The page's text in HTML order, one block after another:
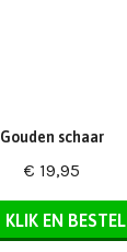
Gouden schaar
€ 19,95
KLIK EN BESTEL